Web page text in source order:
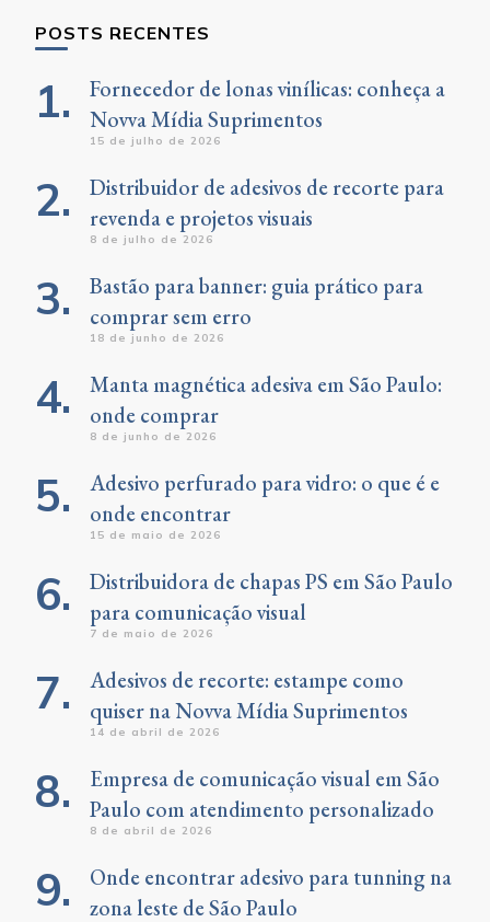
POSTS RECENTES
Fornecedor de lonas vinílicas: conheça a
Novva Mídia Suprimentos
15 de julho de 2026
Distribuidor de adesivos de recorte para
revenda e projetos visuais
8 de julho de 2026
Bastão para banner: guia prático para
comprar sem erro
18 de junho de 2026
Manta magnética adesiva em São Paulo:
onde comprar
8 de junho de 2026
Adesivo perfurado para vidro: o que é e
onde encontrar
15 de maio de 2026
Distribuidora de chapas PS em São Paulo
para comunicação visual
7 de maio de 2026
Adesivos de recorte: estampe como
quiser na Novva Mídia Suprimentos
14 de abril de 2026
Empresa de comunicação visual em São
Paulo com atendimento personalizado
8 de abril de 2026
Onde encontrar adesivo para tunning na
zona leste de São Paulo